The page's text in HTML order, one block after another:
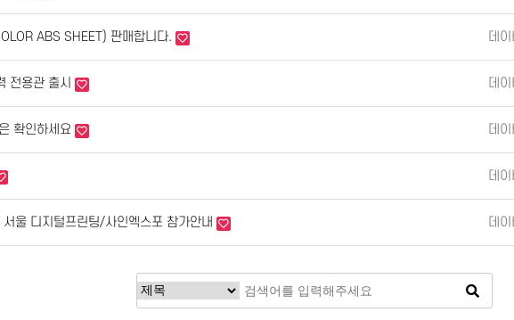
ABS SHEET) 판매합니다. 데
전용관 출시 데
확인하세요 데
데
울 디지털프린팅/사인엑스포 참가안내 데